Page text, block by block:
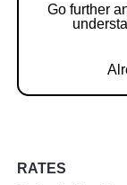
Go further
RATES